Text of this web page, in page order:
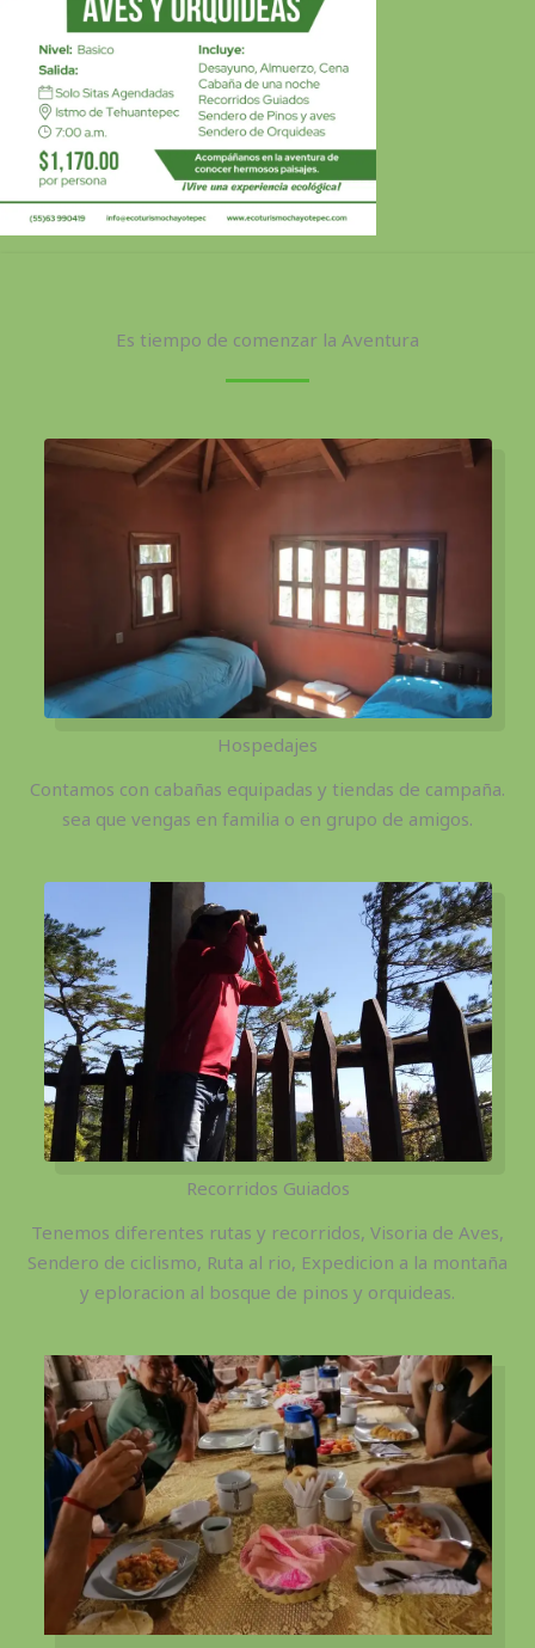
Es tiempo de comenzar la Aventura
Hospedajes
Contamos con cabañas equipadas y tiendas de campaña.
sea que vengas en familia o en grupo de amigos.
Recorridos Guiados
Tenemos diferentes rutas y recorridos, Visoria de Aves,
Sendero de ciclismo, Ruta al rio, Expedicion a la montaña
y eploracion al bosque de pinos y orquideas.